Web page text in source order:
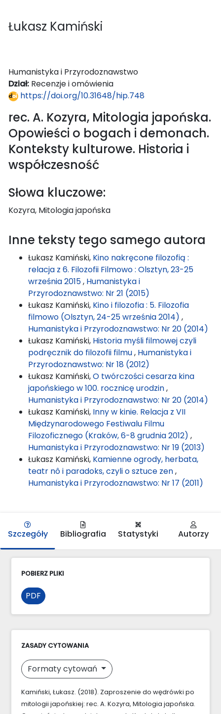
Łukasz Kamiński
Humanistyka i Przyrodoznawstwo
Dział: Recenzje i omówienia
https://doi.org/10.31648/hip.748
rec. A. Kozyra, Mitologia japońska.
Opowieści o bogach i demonach.
Konteksty kulturowe. Historia i
współczesność
Słowa kluczowe:
Kozyra, Mitologia japońska
Inne teksty tego samego autora
Łukasz Kamiński, Kino nakręcone filozofią :
relacja z 6. Filozofii Filmowo : Olsztyn, 23-25
września 2015, Humanistyka i
Przyrodoznawstwo: Nr 21 (2015)
Łukasz Kamiński, Kino i filozofia : 5. Filozofia
filmowo (Olsztyn, 24-25 września 2014) ,
Humanistyka i Przyrodoznawstwo: Nr 20 (2014)
Łukasz Kamiński, Historia myśli filmowej czyli
podręcznik do filozofii filmu, Humanistyka i
Przyrodoznawstwo: Nr 18 (2012)
Łukasz Kamiński,O twórczości cesarza kina
japońskiego w 100. rocznicę urodzin,
Humanistyka i Przyrodoznawstwo: Nr 20 (2014)
Łukasz Kamiński, Inny w kinie. Relacja z VII
Międzynarodowego Festiwalu Filmu
Filozoficznego (Kraków, 6-8 grudnia 2012) ,
Humanistyka i Przyrodoznawstwo: Nr 19 (2013)
Łukasz Kamiński, Kamienne ogrody, herbata,
teatr nô i paradoks, czyli o sztuce zen,
Humanistyka i Przyrodoznawstwo: Nr 17 (2011)
Szczegóły Bibliografia Statystyki Autorzy
POBIERZ PLIKI
PDF
ZASADY CYTOWANIA
Formaty cytowań
Kamiński, Łukasz. (2018). Zaproszenie do wędrówki po
mitologii japońskiej: rec. A. Kozyra, Mitologia japońska.